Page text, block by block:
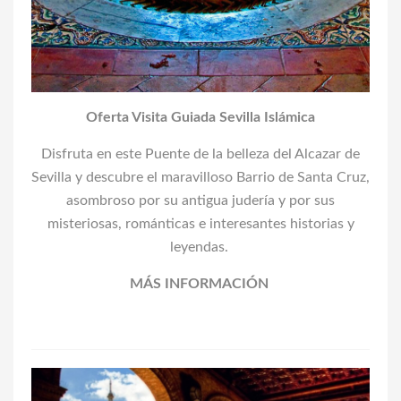
Oferta Visita Guiada Sevilla Islámica
Disfruta en este Puente de la belleza del Alcazar de
Sevilla y descubre el maravilloso Barrio de Santa Cruz,
asombroso por su antigua judería y por sus
misteriosas, románticas e interesantes historias y
leyendas.
MÁS INFORMACIÓN